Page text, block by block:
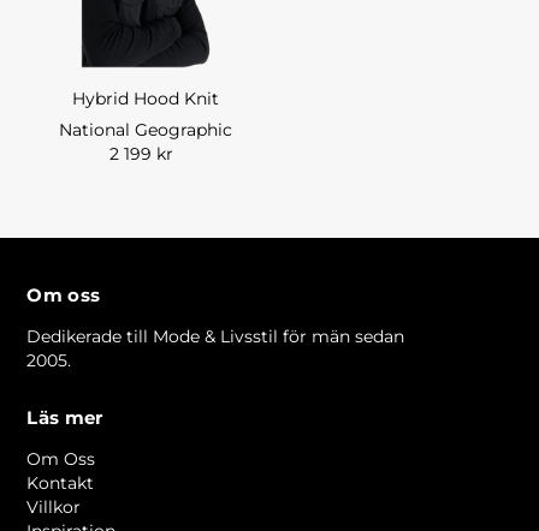
Hybrid Hood Knit
National Geographic
2 199 kr
Om oss
Dedikerade till Mode & Livsstil för män sedan
2005.
Läs mer
Om Oss
Kontakt
Villkor